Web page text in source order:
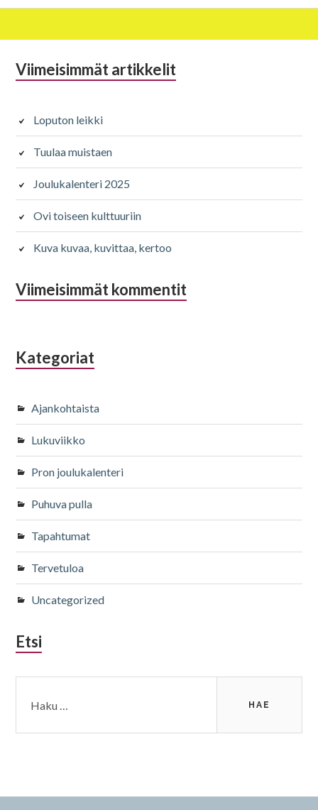
Alapalkin
Viimeisimmät artikkelit
Loputon leikki
Tuulaa muistaen
Joulukalenteri 2025
Ovi toiseen kulttuuriin
Kuva kuvaa, kuvittaa, kertoo
Viimeisimmät kommentit
Kategoriat
Ajankohtaista
Lukuviikko
Pron joulukalenteri
Puhuva pulla
Tapahtumat
Tervetuloa
Uncategorized
Etsi